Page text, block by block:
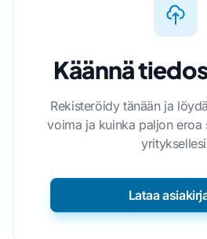
Käännä
Rekisteröidy tänään ja
voima ja kuinka paljon eroa
Lataa